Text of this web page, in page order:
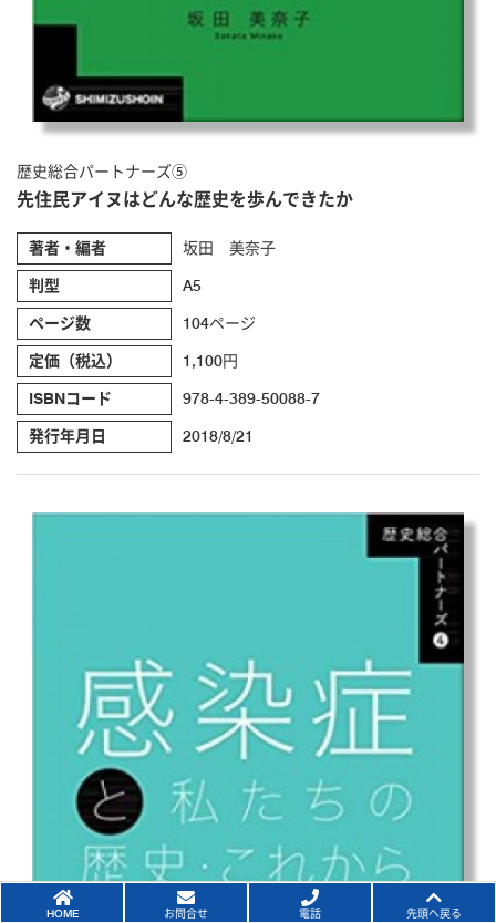
歴史総合パートナーズ⑤
先住民アイヌはどんな歴史を歩んできたか
著者・編者 坂田 美奈子
判型 A5
ページ数 104ページ
定価（税込） 1,100円
ISBNコード 978-4-389-50088-7
発行年月日 2018/8/21
HOME お問合せ 電話 先頭へ戻る